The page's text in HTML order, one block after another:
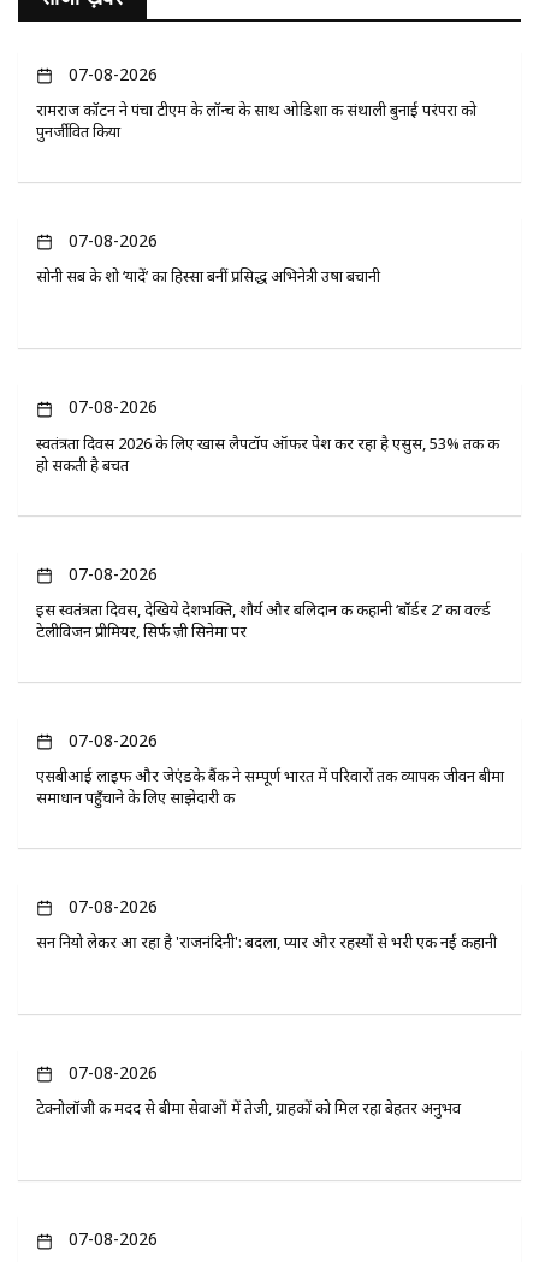
07-08-2026
रामराज कॉटन ने पंचा टीएम के लॉन्च के साथ ओडिशा की संथाली बुनाई परंपरा को
पुनर्जीवित किया
07-08-2026
सोनी सब के शो ‘यादें’ का हिस्सा बनीं प्रसिद्ध अभिनेत्री उषा बचानी
07-08-2026
स्वतंत्रता दिवस 2026 के लिए खास लैपटॉप ऑफर पेश कर रहा है एसुस, 53% तक की
हो सकती है बचत
07-08-2026
इस स्वतंत्रता दिवस, देखिये देशभक्ति, शौर्य और बलिदान की कहानी ‘बॉर्डर 2’ का वर्ल्ड
टेलीविजन प्रीमियर, सिर्फ ज़ी सिनेमा पर
07-08-2026
एसबीआई लाइफ और जेएंडके बैंक ने सम्पूर्ण भारत में परिवारों तक व्यापक जीवन बीमा
समाधान पहुँचाने के लिए साझेदारी की
07-08-2026
सन नियो लेकर आ रहा है 'राजनंदिनी': बदला, प्यार और रहस्यों से भरी एक नई कहानी
07-08-2026
टेक्नोलॉजी की मदद से बीमा सेवाओं में तेजी, ग्राहकों को मिल रहा बेहतर अनुभव
07-08-2026